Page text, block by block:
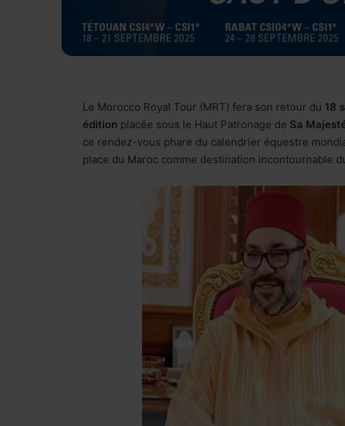
Le Morocco Royal Tour (MRT) fera son retour du 18
édition placée sous le Haut Patronage de Sa
ce rendez-vous phare du calendrier équestre
place du Maroc comme destination incontournable